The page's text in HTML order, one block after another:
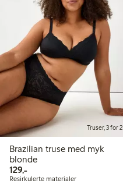
Truser, 3 for 2
Brazilian truse med myk
blonde
129,-129,00 kr
Resirkulerte materialer